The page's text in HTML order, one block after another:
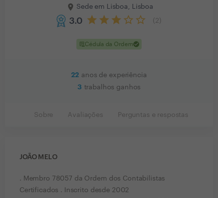
Sede em Lisboa, Lisboa
3.0 2
clinical_notesCédula da Ordemcheck
22 anos de experiência
3 trabalhos ganhos
Sobre Avaliações Perguntas e respostas
JOÃO MELO
. Membro 78057 da Ordem dos Contabilistas
Certificados . Inscrito desde 2002